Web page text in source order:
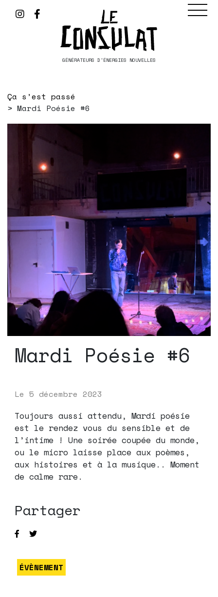
GÉNÉRATEURS D'ÉNERGIES NOUVELLES
Ça s’est passé
Mardi Poésie #6
Mardi Poésie #6
Le 5 décembre 2023
Toujours aussi attendu, Mardi poésie
est le rendez vous du sensible et de
l’intime ! Une soirée coupée du monde,
ou le micro laisse place aux poèmes,
aux histoires et à la musique.. Moment
de calme rare.
Partager
ÉVÈNEMENT